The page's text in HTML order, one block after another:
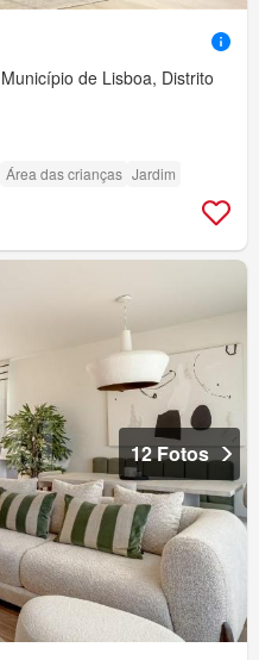
de Lisboa, Distrito
Área das crianças Jardim
12 Fotos